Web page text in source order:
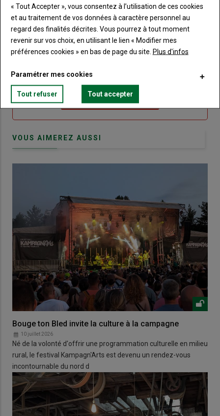
Sous-
titre
Vous n'êtes pas abonné(e)
TITRE CRÉEZ UN COMPTE
BodyChoisissez votre formule et créez votre
Lien Créez un compte
VOUS AIMEREZ AUSSI
Bouge ton Bled invite la culture à la campagne
10 juillet 2026
Né de la volonté d'offrir une programmation culturelle en milieu
rural, le festival Kampagn'Arts est devenu un rendez-vous
incontournable du nord d
« Tout Accepter », vous consentez à l’utilisation de ces cookies
et au traitement de vos données à caractère personnel au
regard des finalités décrites. Vous pourrez à tout moment
revenir sur vos choix, en utilisant le lien « Modifier mes
préférences cookies » en bas de page du site. Plus d'infos
Paramétrer mes cookies
Tout refuser Tout accepter